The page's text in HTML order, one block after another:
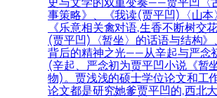
事策略》、《我读(贾平凹)〈山本
《乐意相关禽对语,生香不断树交
(贾平凹)〈暂坐〉的话语与结构
背后的精神之光——从辛起与严念
(辛起、严念初为贾平凹小说《暂
物)。贾浅浅的硕士学位论文和工
论文都是研究她爹贾平凹的,西北